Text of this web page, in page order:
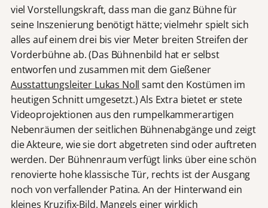
viel Vorstellungskraft, dass man die ganz Bühne für
seine Inszenierung benötigt hätte; vielmehr spielt sich
alles auf einem drei bis vier Meter breiten Streifen der
Vorderbühne ab. (Das Bühnenbild hat er selbst
entworfen und zusammen mit dem Gießener
Ausstattungsleiter Lukas Noll samt den Kostümen im
heutigen Schnitt umgesetzt.) Als Extra bietet er stete
Videoprojektionen aus den rumpelkammerartigen
Nebenräumen der seitlichen Bühnenabgänge und zeigt
die Akteure, wie sie dort abgetreten sind oder auftreten
werden. Der Bühnenraum verfügt links über eine schön
renovierte hohe klassische Tür, rechts ist der Ausgang
noch von verfallender Patina. An der Hinterwand ein
kleines Kruzifix-Bild. Mangels einer wirklich